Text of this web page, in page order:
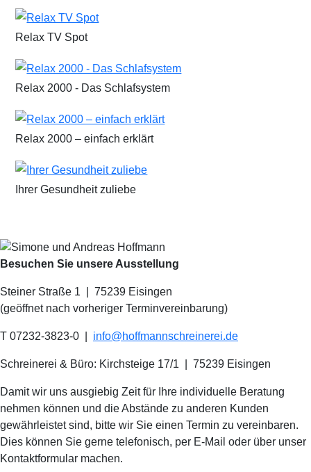
Relax TV Spot
Relax 2000 - Das Schlafsystem
Relax 2000 – einfach erklärt
Ihrer Gesundheit zuliebe
Besuchen Sie unsere Ausstellung
Steiner Straße 1 | 75239 Eisingen
(geöffnet nach vorheriger Terminvereinbarung)
T 07232-3823-0 info@hoffmannschreinerei.de
Schreinerei & Büro: Kirchsteige 17/1 75239 Eisingen
Damit wir uns ausgiebig Zeit für Ihre individuelle Beratung
nehmen können und die Abstände zu anderen Kunden
gewährleistet sind, bitte wir Sie einen Termin zu vereinbaren.
Dies können Sie gerne telefonisch, per E-Mail oder über unser
Kontaktformular machen.